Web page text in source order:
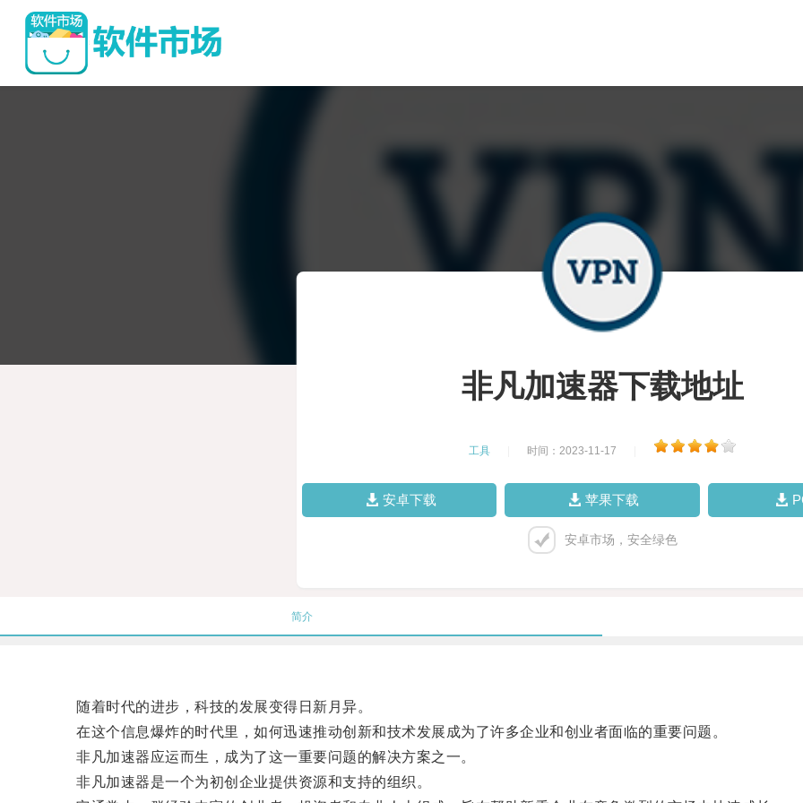
非凡加速器下载地址
工具 时间：2023-11-17
安卓下载 苹果下载
安卓市场，安全绿色
简介
随着时代的进步，科技的发展变得日新月异。
在这个信息爆炸的时代里，如何迅速推动创新和技术发展成为了许多企业和创业者面临的重要问题。
非凡加速器应运而生，成为了这一重要问题的解决方案之一。
非凡加速器是一个为初创企业提供资源和支持的组织。